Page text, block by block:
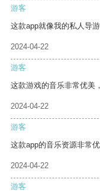
游客
这款app就像我的私人导
2024-04-22
游客
这款游戏的音乐非常优美
2024-04-22
游客
这款app的音乐资源非常
2024-04-22
游客